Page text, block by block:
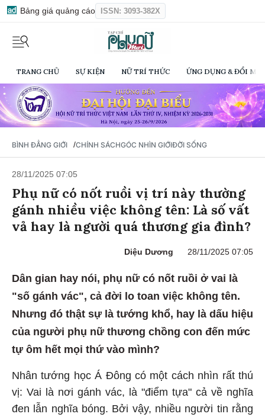
Bảng giá quảng cáo ISSN: 3093-382X
TRANG CHỦ SỰ KIỆN NỮ TRÍ THỨC ỨNG DỤNG & ĐỔI
BÌNH ĐẲNG GIỚI /CHÍNH SÁCHGÓC NHÌN GIỚIĐỜI SỐNG
28/11/2025 07:05
Phụ nữ có nốt ruồi vị trí này thường
gánh nhiều việc không tên: Là số vất
vả hay là người quá thương gia đình?
Diệu Dương 28/11/2025 07:05
Dân gian hay nói, phụ nữ có nốt ruồi ở vai là
"số gánh vác", cả đời lo toan việc không tên.
Nhưng đó thật sự là tướng khổ, hay là dấu hiệu
của người phụ nữ thương chồng con đến mức
tự ôm hết mọi thứ vào mình?
Nhân tướng học Á Đông có một cách nhìn rất thú
vị: Vai là nơi gánh vác, là "điểm tựa" cả về nghĩa
đen lẫn nghĩa bóng. Bởi vậy, nhiều người tin rằng